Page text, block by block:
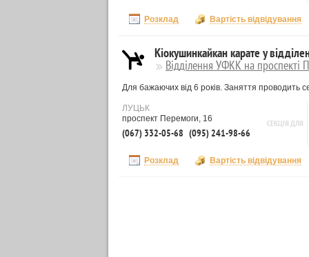
Розклад Вартість відвідування
Кіокушинкайкан карате у
Відділення УФКК на проспекті
Для бажаючих від 6 років. Заняття проводить
ЛУЦЬК
проспект Перемоги, 16
(067) 332-05-68 (095) 241-98-66
СЕКЦІЯ ДЛЯ
Розклад Вартість відвідування